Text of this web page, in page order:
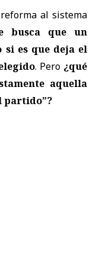
al sistema
busca que un
es que deja el
. Pero ¿qué
aquella
partido”?